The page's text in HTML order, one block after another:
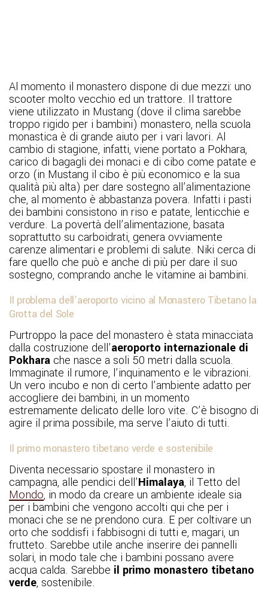
Al momento il monastero dispone di due mezzi: uno
scooter molto vecchio ed un trattore. Il trattore
viene utilizzato in Mustang (dove il clima sarebbe
troppo rigido per i bambini) monastero, nella scuola
monastica è di grande aiuto per i vari lavori. Al
cambio di stagione, infatti, viene portato a Pokhara,
carico di bagagli dei monaci e di cibo come patate e
orzo (in Mustang il cibo è più economico e la sua
qualità più alta) per dare sostegno all’alimentazione
che, al momento è abbastanza povera. Infatti i pasti
dei bambini consistono in riso e patate, lenticchie e
verdure. La povertà dell’alimentazione, basata
soprattutto su carboidrati, genera ovviamente
carenze alimentari e problemi di salute. Niki cerca di
fare quello che può e anche di più per dare il suo
sostegno, comprando anche le vitamine ai bambini.
Il problema dell’aeroporto vicino al Monastero Tibetano la
Grotta del Sole
Purtroppo la pace del monastero è stata minacciata
dalla costruzione dell’aeroporto internazionale di
Pokhara che nasce a soli 50 metri dalla scuola.
Immaginate il rumore, l’inquinamento e le vibrazioni.
Un vero incubo e non di certo l’ambiente adatto per
accogliere dei bambini, in un momento
estremamente delicato delle loro vite. C’è bisogno di
agire il prima possibile, ma serve l’aiuto di tutti.
Il primo monastero tibetano verde e sostenibile
Diventa necessario spostare il monastero in
campagna, alle pendici dell’Himalaya, il Tetto del
Mondo, in modo da creare un ambiente ideale sia
per i bambini che vengono accolti qui che per i
monaci che se ne prendono cura. E per coltivare un
orto che soddisfi i fabbisogni di tutti e, magari, un
frutteto. Sarebbe utile anche inserire dei pannelli
solari, in modo tale che i bambini possano avere
acqua calda. Sarebbe il primo monastero tibetano
verde, sostenibile.